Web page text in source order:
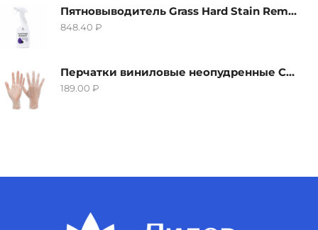
Пятновыводитель Grass Hard Stain Remover, 600мл
848.40 ₽
Перчатки виниловые неопудренные CTP-BS, размер S
189.00 ₽